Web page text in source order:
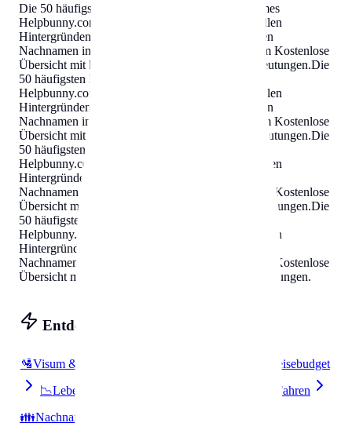
Die 50 häufigsten Nachnamen in
surnames
Helpbunny.com
Kostenlose Übersicht mit kulturellen
Hintergründen und Bedeutungen
Die 50 häufigsten
Nachnamen in
Helpbunny.com Kostenlose
Übersicht mit kulturellen Hintergründen und Bedeutungen.Die
50 häufigsten Nachnamen in
Helpbunny.com
Kostenlose Übersicht mit kulturellen
Hintergründen und Bedeutungen
Die 50 häufigsten
Nachnamen in
Helpbunny.com Kostenlose
Übersicht mit kulturellen Hintergründen und Bedeutungen.Die
50 häufigsten Nachnamen in
Helpbunny.com
Kostenlose Übersicht mit kulturellen
Hintergründen und Bedeutungen
Nachnamen in
Kostenlose
Übersicht mit kulturellen Hintergründen und Bedeutungen.Die
50 häufigsten Nachnamen in
Helpbunny.com
Kostenlose Übersicht mit kulturellen
Hintergründen und Bedeutungen
Nachnamen in
Kostenlose
Übersicht mit kulturellen Hintergründen und Bedeutungen.
Entdecken
🛂Visum & Einreise
Reisebudget
📉Lebenskosten
Parken & Fahren
👪Nachnamen